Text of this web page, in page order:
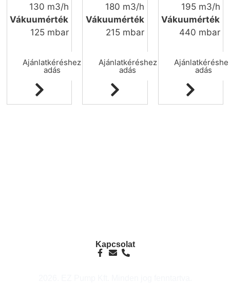
130 m3/h
Vákuumérték
125 mbar
Ajánlatkéréshez
adás
180 m3/h
Vákuumérték
215 mbar
Ajánlatkéréshez
adás
195 m3/h
Vákuumérték
440 mbar
adás
Kapcsolat